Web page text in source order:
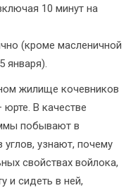
10 минут на
(кроме масленичной
января).
жилище кочевников
В качестве
побывают в
узнают, почему
свойствах войлока,
и сидеть в ней,